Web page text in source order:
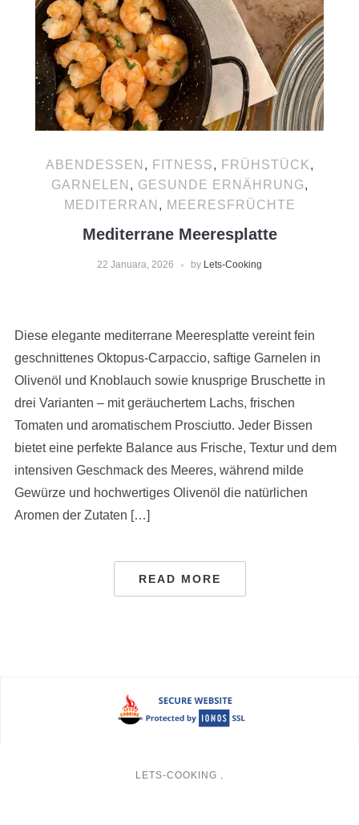
ABENDESSEN , FITNESS, FRÜHSTÜCK,
GARNELEN , GESUNDE ERNÄHRUNG,
MEDITERRAN , MEERESFRÜCHTE
Mediterrane Meeresplatte
22 Januara, 2026 by Lets-Cooking
Diese elegante mediterrane Meeresplatte vereint fein
geschnittenes Oktopus-Carpaccio, saftige Garnelen in
Olivenöl und Knoblauch sowie knusprige Bruschette in
drei Varianten – mit geräuchertem Lachs, frischen
Tomaten und aromatischem Prosciutto. Jeder Bissen
bietet eine perfekte Balance aus Frische, Textur und dem
intensiven Geschmack des Meeres, während milde
Gewürze und hochwertiges Olivenöl die natürlichen
Aromen der Zutaten […]
READ MORE
LETS-COOKING .